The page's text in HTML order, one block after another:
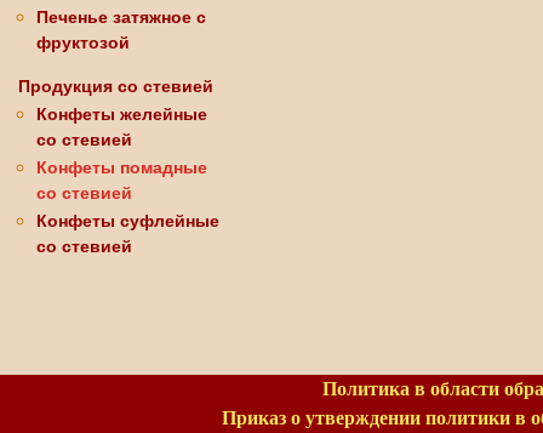
Печенье затяжное с
фруктозой
Продукция со стевией
Конфеты желейные
со стевией
Конфеты помадные
со стевией
Конфеты суфлейные
со стевией
Политика в области
Приказ о утверждении политики в